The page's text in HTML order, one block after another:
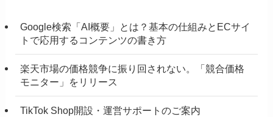
Google検索「AI概要」とは？基本の仕組みとECサイ
トで応用するコンテンツの書き方
楽天市場の価格競争に振り回されない。「競合価格
モニター」をリリース
TikTok Shop開設・運営サポートのご案内